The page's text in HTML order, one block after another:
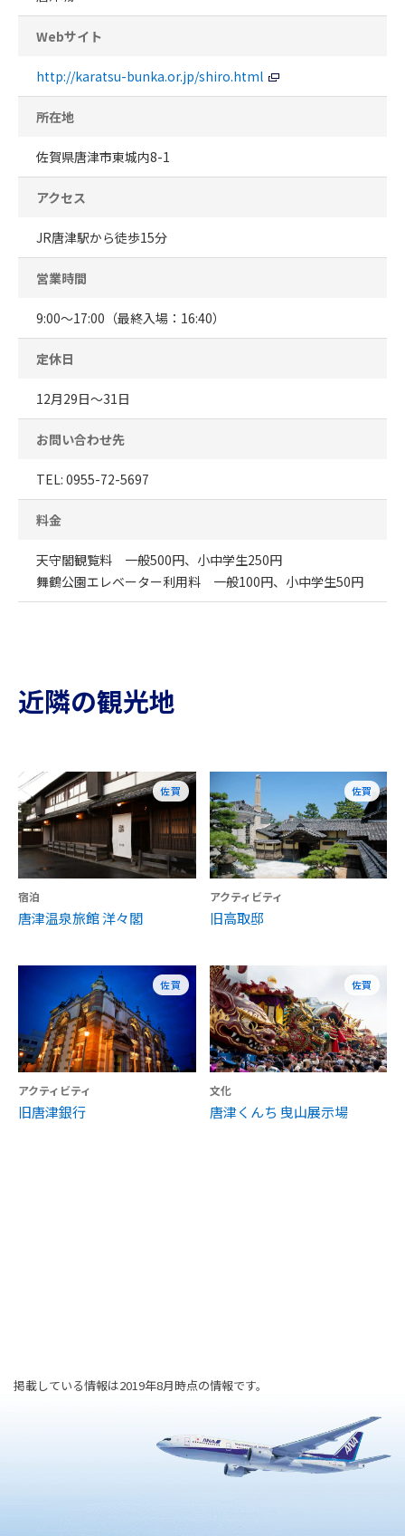
Webサイト
http://karatsu-bunka.or.jp/shiro.html
所在地
佐賀県唐津市東城内8-1
アクセス
JR唐津駅から徒歩15分
営業時間
9:00～17:00（最終入場：16:40）
定休日
12月29日～31日
お問い合わせ先
TEL: 0955-72-5697
料金
天守閣観覧料 一般500円、小中学生250円
舞鶴公園エレベーター利用料 一般100円、小中学生50円
近隣の観光地
佐賀
宿泊
唐津温泉旅館 洋々閣
佐賀
アクティビティ
旧高取邸
佐賀
アクティビティ
旧唐津銀行
佐賀
文化
唐津くんち 曳山展示場
掲載している情報は2019年8月時点の情報です。